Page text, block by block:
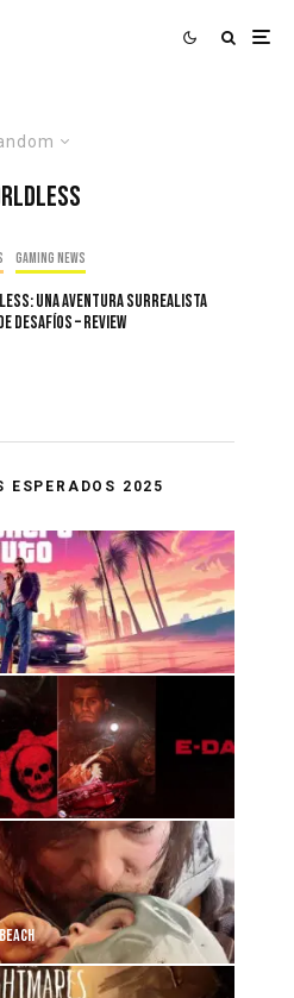
Gaming news
Una aventura surrealista
desafíos – Review
ESPERADOS 2025